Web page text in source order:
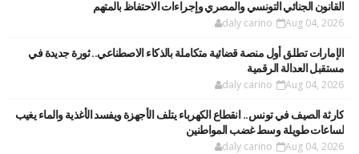
القانون الجنائي التونسي والمصري وإجراءات الاحتفاظ بالمتهم
daly carino Aug 04, 2026
الإمارات تطلق أول منصة قضائية متكاملة بالذكاء الاصطناعي.. ثورة جديدة في
مستقبل العدالة الرقمية
daly carino Aug 04, 2026
كارثة الصيف في تونس.. انقطاع الكهرباء يتلف الأجهزة ويفسد الأغذية والماء يغيب
لساعات طويلة وسط غضب المواطنين
daly carino Aug 04, 2026